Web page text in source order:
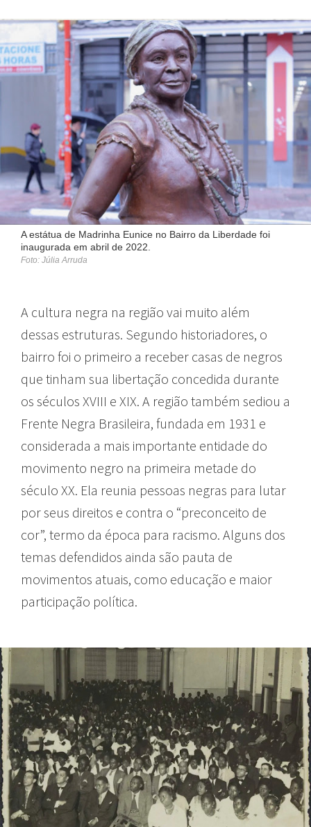
A estátua de Madrinha Eunice no Bairro da Liberdade foi
inaugurada em abril de 2022.
Foto: Júlia Arruda
A cultura negra na região vai muito além
dessas estruturas. Segundo historiadores, o
bairro foi o primeiro a receber casas de negros
que tinham sua libertação concedida durante
os séculos XVIII e XIX. A região também sediou a
Frente Negra Brasileira, fundada em 1931 e
considerada a mais importante entidade do
movimento negro na primeira metade do
século XX. Ela reunia pessoas negras para lutar
por seus direitos e contra o “preconceito de
cor”, termo da época para racismo. Alguns dos
temas defendidos ainda são pauta de
movimentos atuais, como educação e maior
participação política.